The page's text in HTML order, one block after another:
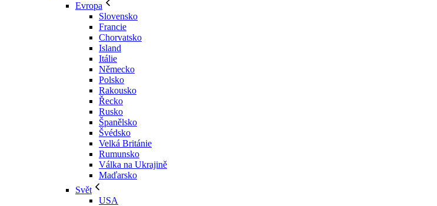
Evropa
Slovensko
Francie
Chorvatsko
Island
Itálie
Německo
Polsko
Rakousko
Řecko
Rusko
Španělsko
Švédsko
Velká Británie
Rumunsko
Válka na Ukrajině
Maďarsko
Svět
USA